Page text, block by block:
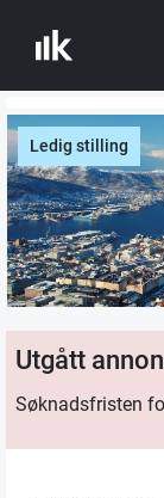
Ledig stilling
Utgått
Søknadsfristen